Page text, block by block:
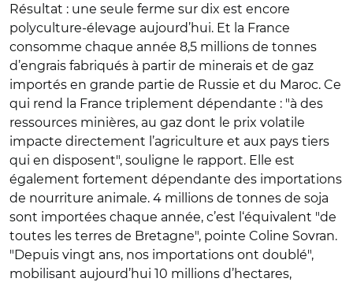
Résultat : une seule ferme sur dix est encore
polyculture-élevage aujourd’hui. Et la France
consomme chaque année 8,5 millions de tonnes
d’engrais fabriqués à partir de minerais et de gaz
importés en grande partie de Russie et du Maroc. Ce
qui rend la France triplement dépendante : "à des
ressources minières, au gaz dont le prix volatile
impacte directement l’agriculture et aux pays tiers
qui en disposent", souligne le rapport. Elle est
également fortement dépendante des importations
de nourriture animale. 4 millions de tonnes de soja
sont importées chaque année, c’est l‘équivalent "de
toutes les terres de Bretagne", pointe Coline Sovran.
"Depuis vingt ans, nos importations ont doublé",
mobilisant aujourd’hui 10 millions d’hectares,